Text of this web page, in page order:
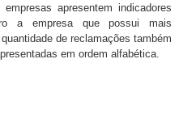
apresentem indicadores
a empresa que possui mais
de reclamações também
em ordem alfabética.